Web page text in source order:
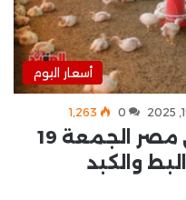
أسعار اليوم
0 1٬263
أسعار الدواجن اليوم في مصر الجمعة 19
والبط والكبد